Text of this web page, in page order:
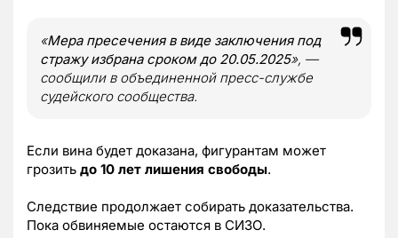
«Мера пресечения в виде заключения под
стражу избрана сроком до 20.05.2025», —
сообщили в объединенной пресс-службе
судейского сообщества.
Если вина будет доказана, фигурантам может
грозить до 10 лет лишения свободы.
Следствие продолжает собирать доказательства.
Пока обвиняемые остаются в СИЗО.